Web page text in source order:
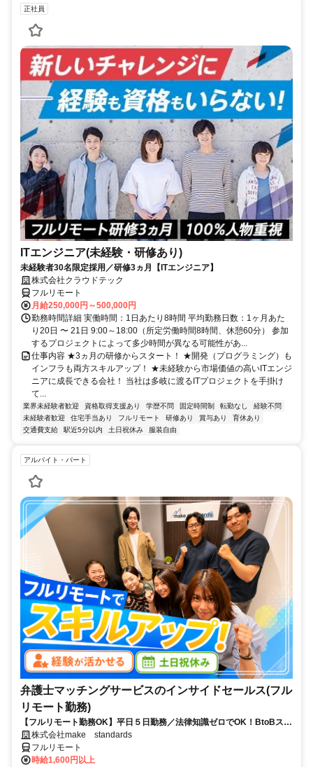
正社員
ITエンジニア(未経験・研修あり)
未経験者30名限定採用／研修3ヵ月【ITエンジニア】
株式会社クラウドテック
フルリモート
月給250,000円～500,000円
勤務時間詳細 実働時間：1日あたり8時間 平均勤務日数：1ヶ月あた
り20日 〜 21日 9:00～18:00（所定労働時間8時間、休憩60分） 参加
するプロジェクトによって多少時間が異なる可能性があ...
仕事内容 ★3ヵ月の研修からスタート！ ★開発（プログラミング）も
インフラも両方スキルアップ！ ★未経験から市場価値の高いITエンジ
ニアに成長できる会社！ 当社は多岐に渡るITプロジェクトを手掛け
て...
業界未経験者歓迎 資格取得支援あり 学歴不問 固定時間制 転勤なし
経験不問
未経験者歓迎
住宅手当あり フルリモート 研修あり 賞与あり
育休あり
交通費支給
駅近5分以内 土日祝休み 服装自由
アルバイト・パート
弁護士マッチングサービスのインサイドセールス(フル
リモート勤務)
【フルリモート勤務OK】平日５日勤務／法律知識ゼロでOK！BtoBスキ
ルが身につく営業職
株式会社make standards
フルリモート
時給1,600円以上